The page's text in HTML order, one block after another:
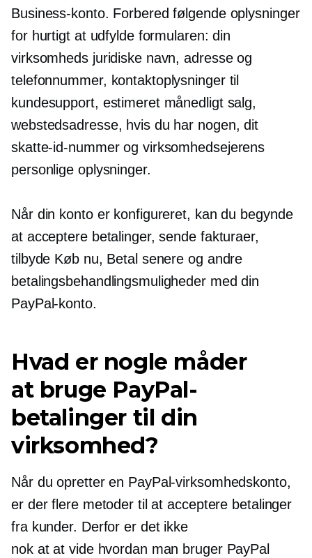
Business-konto. Forbered følgende oplysninger
for hurtigt at udfylde formularen: din
virksomheds juridiske navn, adresse og
telefonnummer, kontaktoplysninger til
kundesupport, estimeret månedligt salg,
webstedsadresse, hvis du har nogen, dit
skatte-id-nummer og virksomhedsejerens
personlige oplysninger.
Når din konto er konfigureret, kan du begynde
at acceptere betalinger, sende fakturaer,
tilbyde Køb nu, Betal senere og andre
betalingsbehandlingsmuligheder med din
PayPal-konto.
Hvad er nogle måder
at bruge PayPal-
betalinger til din
virksomhed?
Når du opretter en PayPal-virksomhedskonto,
er der flere metoder til at acceptere betalinger
fra kunder. Derfor er det ikke
nok at at vide hvordan man bruger PayPal